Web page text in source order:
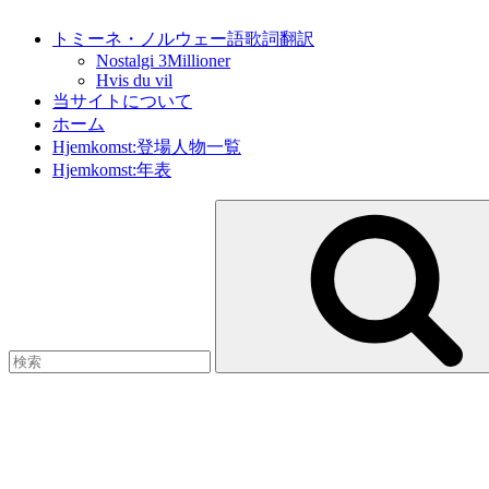
トミーネ・ノルウェー語歌詞翻訳
Nostalgi 3Millioner
Hvis du vil
当サイトについて
ホーム
Hjemkomst:登場人物一覧
Hjemkomst:年表